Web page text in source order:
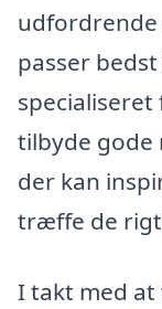
passer
tilbyde gode
der kan
træffe de
I takt med